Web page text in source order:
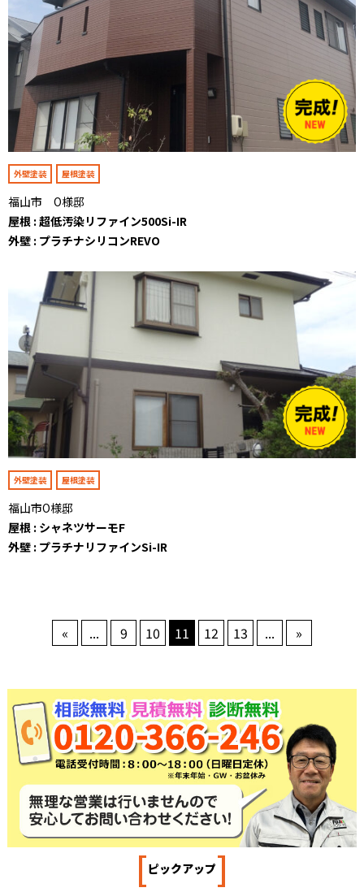
外壁塗装 屋根塗装
福山市 O様邸
屋根 : 超低汚染リファイン500Si-IR
外壁 : プラチナシリコンREVO
外壁塗装 屋根塗装
福山市O様邸
屋根 : シャネツサーモF
外壁 : プラチナリファインSi-IR
« ... 9 10 11 12 13 ... »
[ピックアップ]